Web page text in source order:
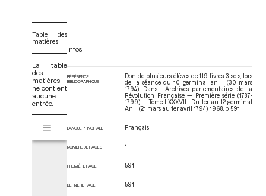
Table des
matières
La table
des
matières
ne contient
aucune
entrée.
s
Tome LXXXVII - Du 1er au 12 germinal An II (21 mars au 1er avril 1794)
Infos
RÉFÉRENCE
BIBLIOGRAPHIQUE
Don de plusieurs élèves de 119 livres 3 sols, lors
de la séance du 10 germinal an II (30 mars
1794). Dans : Archives parlementaires de la
Révolution Française — Première série (1787-
1799) — Tome LXXXVII - Du 1er au 12 germinal
An II (21 mars au 1er avril 1794) . 1968. p. 591.
LANGUE PRINCIPALE Français
NOMBRE DE PAGES 1
PREMIÈRE PAGE 591
DERNIÈRE PAGE 591